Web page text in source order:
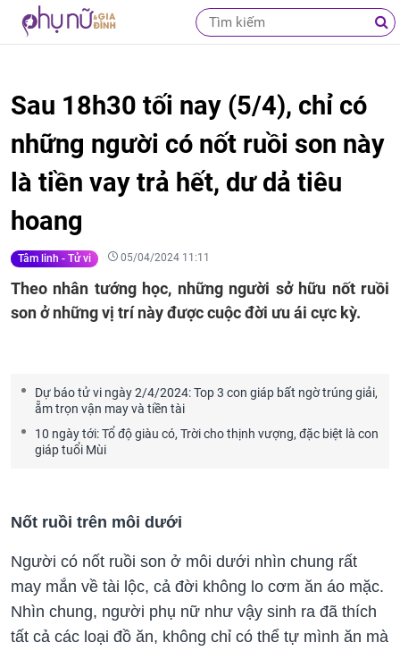
Sau 18h30 tối nay (5/4), chỉ có
những người có nốt ruồi son này
là tiền vay trả hết, dư dả tiêu
hoang
Tâm linh - Tử vi 05/04/2024 11:11
Theo nhân tướng học, những người sở hữu nốt ruồi
son ở những vị trí này được cuộc đời ưu ái cực kỳ.
Dự báo tử vi ngày 2/4/2024: Top 3 con giáp bất ngờ trúng giải,
ẵm trọn vận may và tiền tài
10 ngày tới: Tổ độ giàu có, Trời cho thịnh vượng, đặc biệt là con
giáp tuổi Mùi
Nốt ruồi trên môi dưới
Người có nốt ruồi son ở môi dưới nhìn chung rất
may mắn về tài lộc, cả đời không lo cơm ăn áo mặc.
Nhìn chung, người phụ nữ như vậy sinh ra đã thích
tất cả các loại đồ ăn, không chỉ có thể tự mình ăn mà